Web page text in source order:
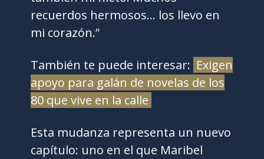
recuerdos hermosos… los llevo en
mi corazón.”
También te puede interesar: Exigen
apoyo para galán de novelas de los
80 que vive en la calle
Esta mudanza representa un nuevo
capítulo: uno en el que Maribel